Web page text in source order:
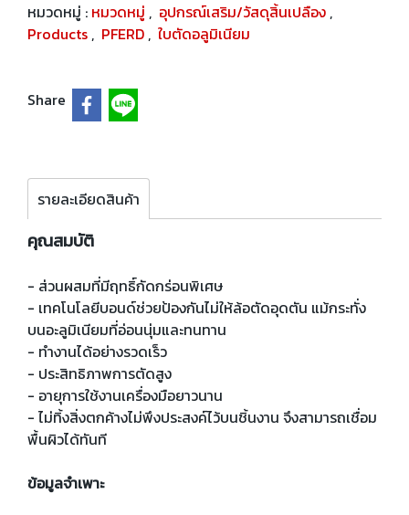
หมวดหมู่ : หมวดหมู่ , อุปกรณ์เสริม/วัสดุสิ้นเปลือง ,
Products , PFERD , ใบตัดอลูมิเนียม
Share
รายละเอียดสินค้า
คุณสมบัติ
- ส่วนผสมที่มีฤทธิ์กัดกร่อนพิเศษ
- เทคโนโลยีบอนด์ช่วยป้องกันไม่ให้ล้อตัดอุดตัน แม้กระทั่ง
บนอะลูมิเนียมที่อ่อนนุ่มและทนทาน
- ทำงานได้อย่างรวดเร็ว
- ประสิทธิภาพการตัดสูง
- อายุการใช้งานเครื่องมือยาวนาน
- ไม่ทิ้งสิ่งตกค้างไม่พึงประสงค์ไว้บนชิ้นงาน จึงสามารถเชื่อม
พื้นผิวได้ทันที
ข้อมูลจำเพาะ